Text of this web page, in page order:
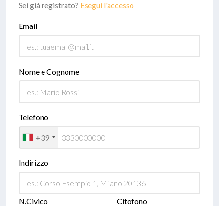
Sei già registrato? Esegui l'accesso
Email
Nome e Cognome
Telefono
+39
Indirizzo
N.Civico Citofono